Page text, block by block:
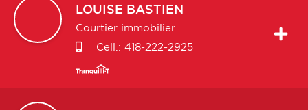
LOUISE BASTIEN
Courtier immobilier
Cell.: 418-222-2925